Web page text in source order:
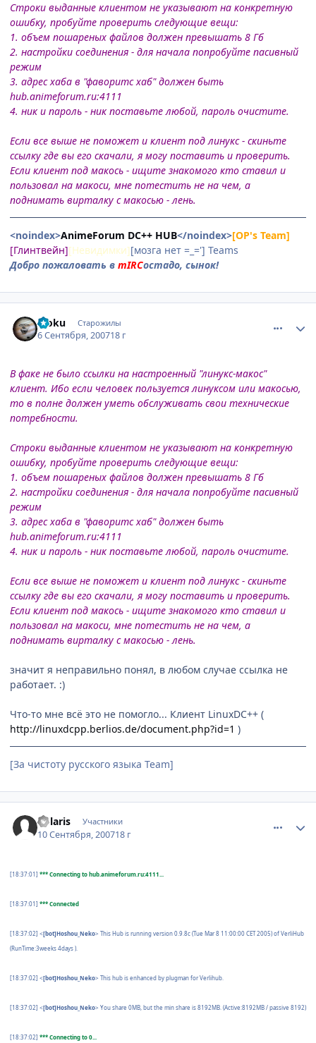
Строки выданные клиентом не указывают на конкретную
ошибку, пробуйте проверить следующие вещи:
1. объем пошареных файлов должен превышать 8 Гб
2. настройки соединения - для начала попробуйте пасивный
режим
3. адрес хаба в "фаворитс хаб" должен быть
hub.animeforum.ru:4111
4. ник и пароль - ник поставьте любой, пароль очистите.
Если все выше не поможет и клиент под линукс - скиньте
ссылку где вы его скачали, я могу поставить и проверить.
Если клиент под макось - ищите знакомого кто ставил и
пользовал на макоси, мне потестить не на чем, а
поднимать вирталку с макосью - лень.
<noindex>AnimeForum DC++ HUB</noindex>[OP's Team]
[Глинтвейн][Невидимки][мозга нет =_='] Teams
Добро пожаловать в mIRCостадо, сынок!
Moku Старожилы
6 Сентября, 200718 г
В факе не было ссылки на настроенный "линукс-макос"
клиент. Ибо если человек пользуется линуксом или макосью,
то в полне должен уметь обслуживать свои технические
потребности.
Строки выданные клиентом не указывают на конкретную
ошибку, пробуйте проверить следующие вещи:
1. объем пошареных файлов должен превышать 8 Гб
2. настройки соединения - для начала попробуйте пасивный
режим
3. адрес хаба в "фаворитс хаб" должен быть
hub.animeforum.ru:4111
4. ник и пароль - ник поставьте любой, пароль очистите.
Если все выше не поможет и клиент под линукс - скиньте
ссылку где вы его скачали, я могу поставить и проверить.
Если клиент под макось - ищите знакомого кто ставил и
пользовал на макоси, мне потестить не на чем, а
поднимать вирталку с макосью - лень.
значит я неправильно понял, в любом случае ссылка не
работает. :)
Что-то мне всё это не помогло... Клиент LinuxDC++ (
http://linuxdcpp.berlios.de/document.php?id=1 )
[За чистоту русского языка Team]
Polaris Участники
10 Сентября, 200718 г
[18:37:01] *** Connecting to hub.animeforum.ru:4111...
[18:37:01] *** Connected
[18:37:02] <[bot]Hoshou_Neko> This Hub is running version 0.9.8c (Tue Mar 8 11:00:00 CET 2005) of VerliHub
(RunTime:3weeks 4days ).
[18:37:02] <[bot]Hoshou_Neko> This hub is enhanced by plugman for Verlihub.
[18:37:02] <[bot]Hoshou_Neko> You share 0MB, but the min share is 8192MB. (Active:8192MB / passive 8192)
[18:37:02] *** Connecting to 0...